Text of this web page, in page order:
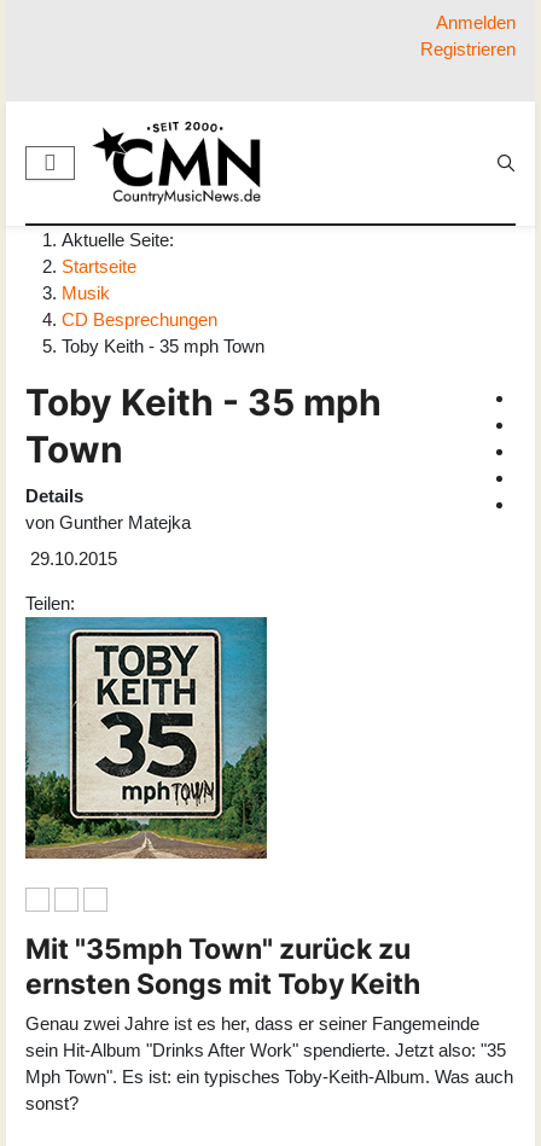
Anmelden
Registrieren
Aktuelle Seite:
Startseite
Musik
CD Besprechungen
Toby Keith - 35 mph Town
Toby Keith - 35 mph
Town
Details
von Gunther Matejka
29.10.2015
Teilen:
Mit "35mph Town" zurück zu
ernsten Songs mit Toby Keith
Genau zwei Jahre ist es her, dass er seiner Fangemeinde
sein Hit-Album "Drinks After Work" spendierte. Jetzt also: "35
Mph Town". Es ist: ein typisches Toby-Keith-Album. Was auch
sonst?